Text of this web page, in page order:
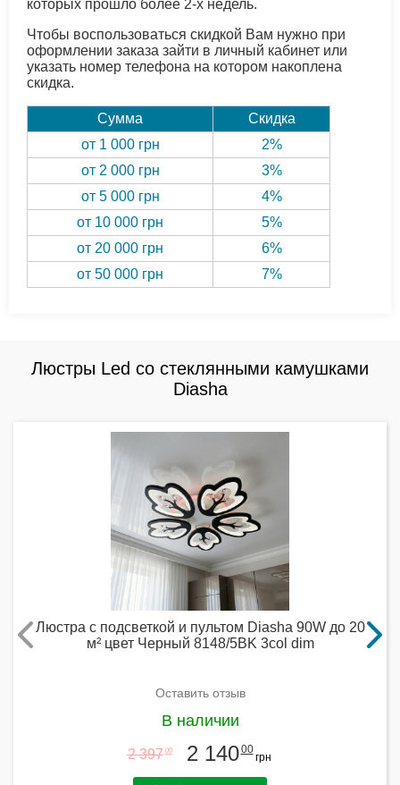
которых прошло более 2-х недель.
Чтобы воспользоваться скидкой Вам нужно при
оформлении заказа зайти в личный кабинет или
указать номер телефона на котором накоплена
скидка.
Сумма
Скидка
от 1 000 грн
2%
от 2 000 грн
3%
от 5 000 грн
4%
от 10 000 грн
5%
от 20 000 грн
6%
от 50 000 грн
7%
Люстры Led со стеклянными камушками
Diasha
Люстра с подсветкой и пультом Diasha 90W до 20
м² цвет Черный 8148/5BK 3col dim
Оставить отзыв
В наличии
2 397 00 2 14000
грн